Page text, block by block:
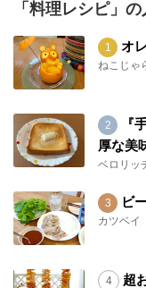
「料理レシピ」
オ
ねこじゃ
『
厚な美
ベロリッ
ビ
カツベイ
超